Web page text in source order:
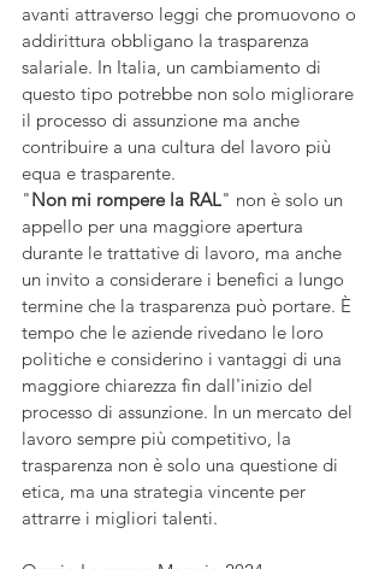
avanti attraverso leggi che promuovono o
addirittura obbligano la trasparenza
salariale. In Italia, un cambiamento di
questo tipo potrebbe non solo migliorare
il processo di assunzione ma anche
contribuire a una cultura del lavoro più
equa e trasparente.
"Non mi rompere la RAL" non è solo un
appello per una maggiore apertura
durante le trattative di lavoro, ma anche
un invito a considerare i benefici a lungo
termine che la trasparenza può portare. È
tempo che le aziende rivedano le loro
politiche e considerino i vantaggi di una
maggiore chiarezza fin dall'inizio del
processo di assunzione. In un mercato del
lavoro sempre più competitivo, la
trasparenza non è solo una questione di
etica, ma una strategia vincente per
attrarre i migliori talenti.